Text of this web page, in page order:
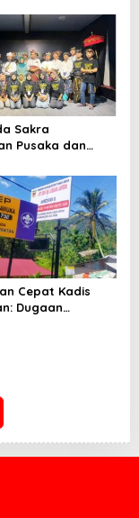
Sakra
Pusaka dan
Lombok
Cepat Kadis
Dugaan